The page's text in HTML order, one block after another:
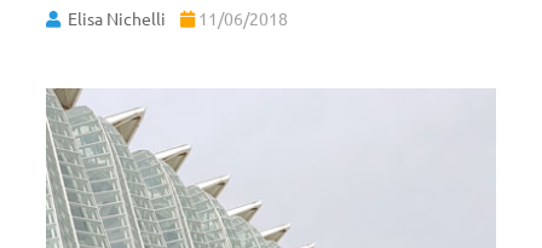
Elisa Nichelli 11/06/2018